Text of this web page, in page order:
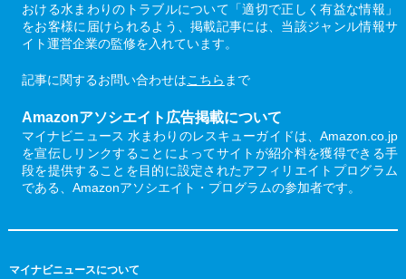
おける水まわりのトラブルについて「適切で正しく有益な情報」
をお客様に届けられるよう、掲載記事には、当該ジャンル情報サ
イト運営企業の監修を入れています。
記事に関するお問い合わせはこちら まで
Amazonアソシエイト広告掲載について
マイナビニュース 水まわりのレスキューガイドは、Amazon.co.jp
を宣伝しリンクすることによってサイトが紹介料を獲得できる手
段を提供することを目的に設定されたアフィリエイトプログラム
である、Amazonアソシエイト・プログラムの参加者です。
マイナビニュースについて